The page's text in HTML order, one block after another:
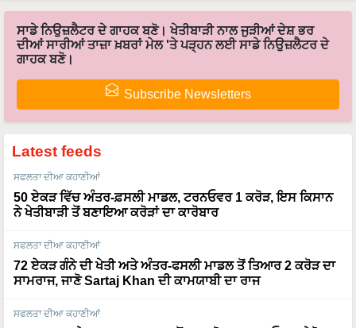
ਸਾਡੇ ਨਿਉਜ਼ਲੈਟਰ ਦੇ ਗਾਹਕ ਬਣੋ। ਖੇਤੀਬਾੜੀ ਨਾਲ ਜੁੜੀਆਂ ਦੇਸ਼ ਭਰ
ਦੀਆਂ ਸਾਰੀਆਂ ਤਾਜ਼ਾ ਖ਼ਬਰਾਂ ਮੇਲ 'ਤੇ ਪੜ੍ਹਨ ਲਈ ਸਾਡੇ ਨਿਉਜ਼ਲੈਟਰ ਦੇ
ਗਾਹਕ ਬਣੋ।
Subscribe Newsletters
Latest feeds
ਸਫਲਤਾ ਦੀਆ ਕਹਾਣੀਆਂ
50 ਏਕੜ ਵਿੱਚ ਅੰਤਰ-ਫ਼ਸਲੀ ਮਾਡਲ, ਟਰਨਓਵਰ 1 ਕਰੋੜ, ਇਸ ਕਿਸਾਨ
ਨੇ ਖੇਤੀਬਾੜੀ ਤੋਂ ਬਣਾਇਆ ਕਰੋੜਾਂ ਦਾ ਕਾਰੋਬਾਰ
ਸਫਲਤਾ ਦੀਆ ਕਹਾਣੀਆਂ
72 ਏਕੜ ਗੰਨੇ ਦੀ ਖੇਤੀ ਅਤੇ ਅੰਤਰ-ਫਸਲੀ ਮਾਡਲ ਤੋਂ ਤਿਆਰ 2 ਕਰੋੜ ਦਾ
ਸਾਮਰਾਜ, ਜਾਣੋ Sartaj Khan ਦੀ ਕਾਮਯਾਬੀ ਦਾ ਰਾਜ
ਸਫਲਤਾ ਦੀਆ ਕਹਾਣੀਆਂ